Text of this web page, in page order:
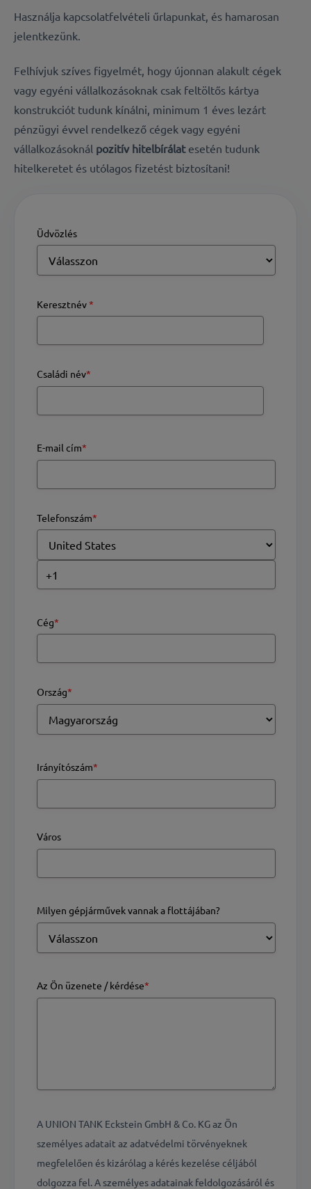
Használja kapcsolatfelvételi űrlapunkat, és hamarosan
jelentkezünk.
Felhívjuk szíves figyelmét, hogy újonnan alakult cégek
vagy egyéni vállalkozásoknak csak feltöltős kártya
konstrukciót tudunk kínálni, minimum 1 éves lezárt
pénzügyi évvel rendelkező cégek vagy egyéni
vállalkozásoknál pozitív hitelbírálatesetén tudunk
hitelkeretet és utólagos fizetést biztosítani!
Üdvözlés
Keresztnév*
Családi név*
E-mail cím*
Telefonszám*
Cég*
Ország*
Irányítószám*
Város
Milyen gépjárművek vannak a flottájában?
Az Ön üzenete / kérdése*
A UNION TANK Eckstein GmbH & Co. KG az Ön
személyes adatait az adatvédelmi törvényeknek
megfelelően és kizárólag a kérés kezelése céljából
dolgozza fel. A személyes adatainak feldolgozásáról és